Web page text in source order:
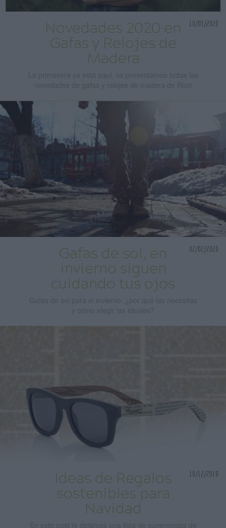
10/03/2020
Novedades 2020 en
Gafas y Relojes de
Madera
02/02/2020
Gafas de sol, en
invierno siguen
cuidando tus ojos
18/12/2019
Ideas de Regalos
sostenibles para
Navidad